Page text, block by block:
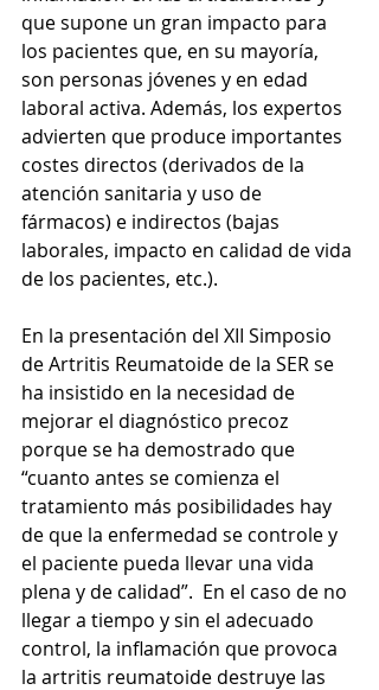
que supone un gran impacto para
los pacientes que, en su mayoría,
son personas jóvenes y en edad
laboral activa. Además, los expertos
advierten que produce importantes
costes directos (derivados de la
atención sanitaria y uso de
fármacos) e indirectos (bajas
laborales, impacto en calidad de vida
de los pacientes, etc.).
En la presentación del XII Simposio
de Artritis Reumatoide de la SER se
ha insistido en la necesidad de
mejorar el diagnóstico precoz
porque se ha demostrado que
“cuanto antes se comienza el
tratamiento más posibilidades hay
de que la enfermedad se controle y
el paciente pueda llevar una vida
plena y de calidad”.  En el caso de no
llegar a tiempo y sin el adecuado
control, la inflamación que provoca
la artritis reumatoide destruye las